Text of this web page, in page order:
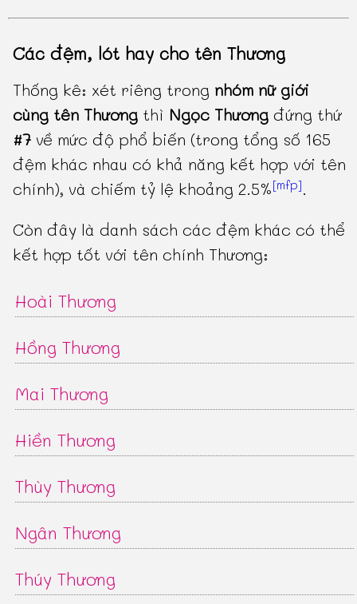
Các đệm, lót hay cho tên Thương
Thống kê: xét riêng trong nhóm nữ giới
cùng tên Thương thì Ngọc Thương đứng thứ
#7 về mức độ phổ biến (trong tổng số 165
đệm khác nhau có khả năng kết hợp với tên
chính), và chiếm tỷ lệ khoảng 2.5%[mfp].
Còn đây là danh sách các đệm khác có thể
kết hợp tốt với tên chính Thương:
Hoài Thương
Hồng Thương
Mai Thương
Hiền Thương
Thùy Thương
Ngân Thương
Thúy Thương